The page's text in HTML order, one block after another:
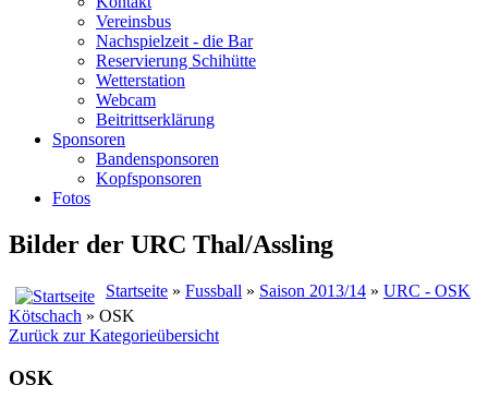
Vereinsbus
Nachspielzeit - die Bar
Reservierung Schihütte
Wetterstation
Webcam
Beitrittserklärung
Sponsoren
Bandensponsoren
Kopfsponsoren
Fotos
Bilder der URC Thal/Assling
Startseite » Fussball » Saison 2013/14 » URC - OSK
Kötschach » OSK
Zurück zur Kategorieübersicht
OSK